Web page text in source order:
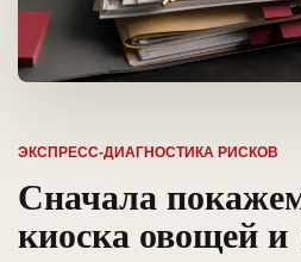
ЭКСПРЕСС-ДИАГНОСТИКА РИСКОВ
Сначала
киоска овощей